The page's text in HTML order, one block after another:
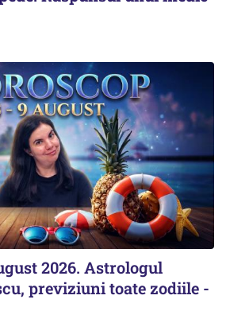
2026. Astrologul
previziuni toate zodiile -